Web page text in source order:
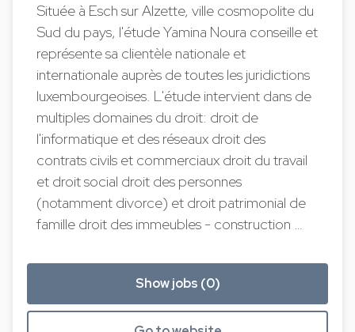
Située à Esch sur Alzette, ville cosmopolite du
Sud du pays, l'étude Yamina Noura conseille et
représente sa clientèle nationale et
internationale auprès de toutes les juridictions
luxembourgeoises. L'étude intervient dans de
multiples domaines du droit: droit de
l'informatique et des réseaux droit des
contrats civils et commerciaux droit du travail
et droit social droit des personnes
(notamment divorce) et droit patrimonial de
famille droit des immeubles - construction …
Show jobs (0)